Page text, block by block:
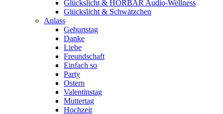
Glückslicht & HÖRBAR Audio-Wellness
Glückslicht & Schwätzchen
Anlass
Geburtstag
Danke
Liebe
Freundschaft
Einfach so
Party
Ostern
Valentinstag
Muttertag
Hochzeit